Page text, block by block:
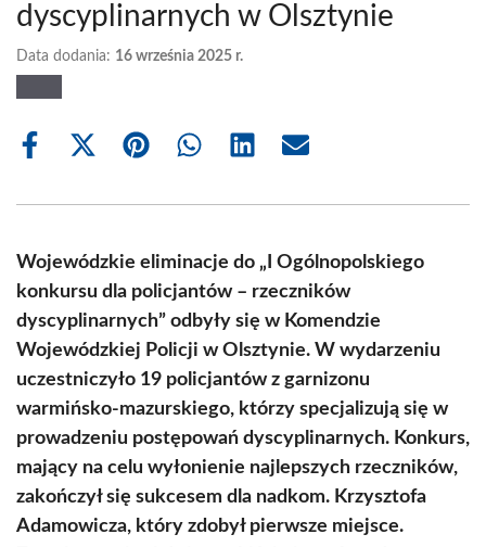
dyscyplinarnych w Olsztynie
Data dodania: 16 września 2025 r.
Share
Share
(Twitter)
Share Share Share Share
Wojewódzkie eliminacje do „I Ogólnopolskiego
konkursu dla policjantów – rzeczników
dyscyplinarnych” odbyły się w Komendzie
Wojewódzkiej Policji w Olsztynie. W wydarzeniu
uczestniczyło 19 policjantów z garnizonu
warmińsko-mazurskiego, którzy specjalizują się w
prowadzeniu postępowań dyscyplinarnych. Konkurs,
mający na celu wyłonienie najlepszych rzeczników,
zakończył się sukcesem dla nadkom. Krzysztofa
Adamowicza, który zdobył pierwsze miejsce.